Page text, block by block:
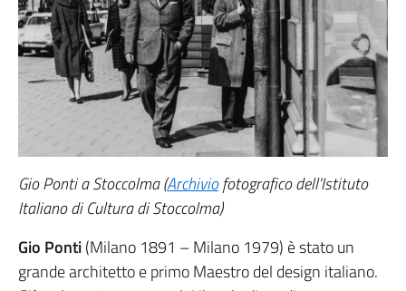
Gio Ponti a Stoccolma (Archiviofotografico dell’Istituto
Italiano di Cultura di Stoccolma)
Gio Ponti(Milano 1891 – Milano 1979) è stato un
grande architetto e primo Maestro del design italiano.